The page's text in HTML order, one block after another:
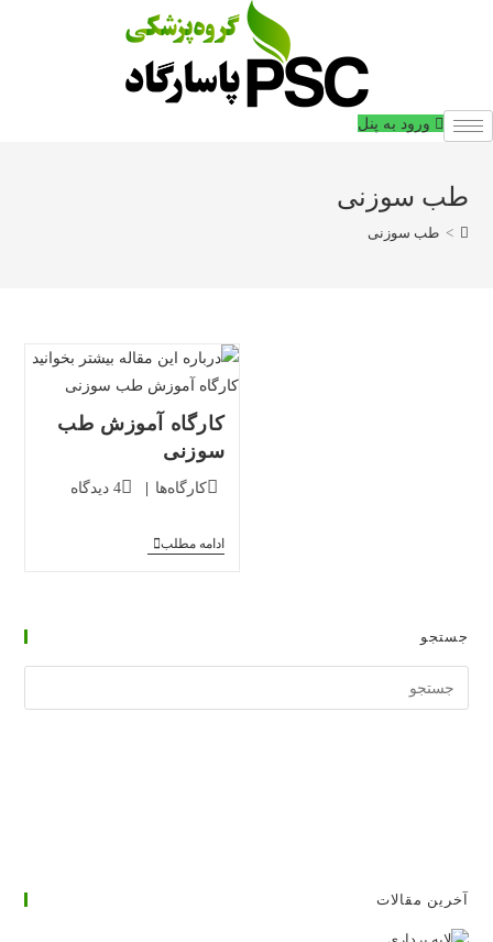
ورود به پنل
طب سوزنی
> طب سوزنی
کارگاه آموزش طب
سوزنی
دسته‌بندی
کارگاه‌ها
دیدگاه‌های
4 دیدگاه
ادامه مطلبکارگاه
جستجو
وبسایت
آخرین مقالات